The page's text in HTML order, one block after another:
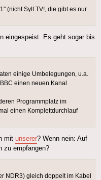
(nicht Sylt TV!, die gibt es nur
eingespeist. Es geht sogar bis
einige Umbelegungen, u.a.
einen neuen Kanal
Programmplatz im
einen Komplettdurchlauf
mit unserer? Wenn nein: Auf
zu empfangen?
NDR3) gleich doppelt im Kabel